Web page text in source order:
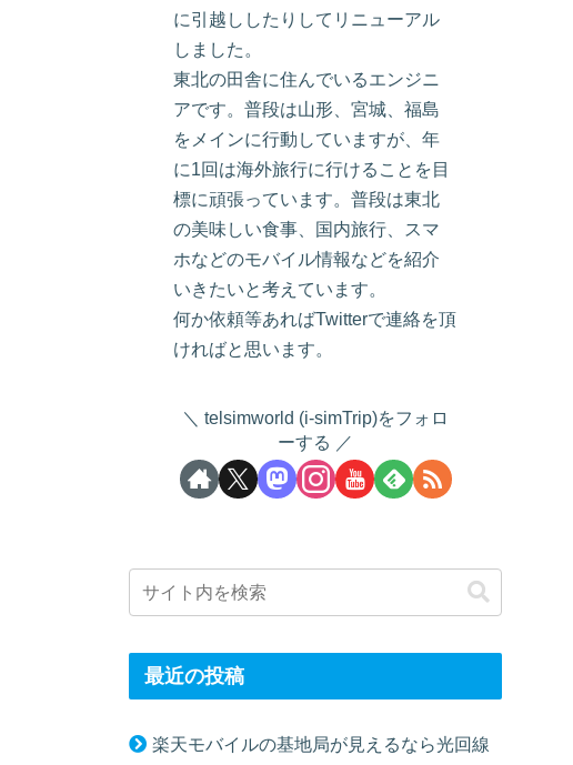
に引越ししたりしてリニューアル
しました。
東北の田舎に住んでいるエンジニ
アです。普段は山形、宮城、福島
をメインに行動していますが、年
に1回は海外旅行に行けることを目
標に頑張っています。普段は東北
の美味しい食事、国内旅行、スマ
ホなどのモバイル情報などを紹介
いきたいと考えています。
何か依頼等あればTwitterで連絡を頂
ければと思います。
telsimworld (i-simTrip)をフォロ
ーする
最近の投稿
楽天モバイルの基地局が見えるなら光回線